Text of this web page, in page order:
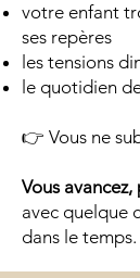
votre enfant
ses repères
les tensions
le quotidien
👉 Vous ne
Vous
avec quelque
dans le temps.